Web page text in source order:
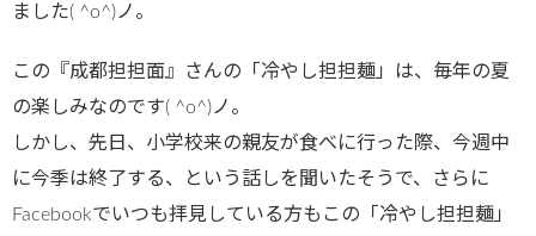
content/plu
ました( ^o^)ノ。
この『成都担担面』さんの「冷やし担担麺」は、毎年の夏
の楽しみなのです( ^o^)ノ。
しかし、先日、小学校来の親友が食べに行った際、今週中
に今季は終了する、という話しを聞いたそうで、さらに
Facebookでいつも拝見している方もこの「冷やし担担麺」